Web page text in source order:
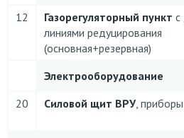
12
Газорегуляторный пункт с
линиями редуцирования
(основная+резервная)
Электрооборудование
20
Силовой щит ВРУ,